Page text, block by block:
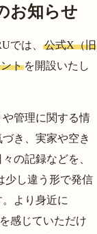
お知らせ
では、公式X（旧
ト を開設いたし
管理に関する情
き、実家や空き
の記録などを、
少し違う形で発信
より身近に
感じていただけ